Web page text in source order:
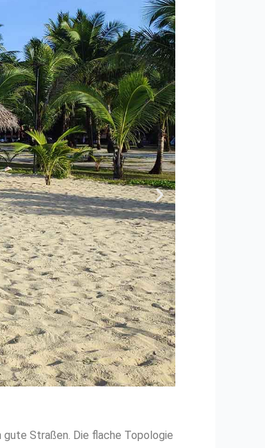
Straßen. Die flache Topologie